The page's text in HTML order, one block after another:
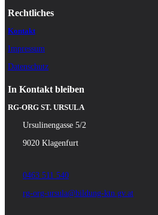
Rechtliches
Kontakt
Impressum
Datenschutz
In Kontakt bleiben
RG-ORG ST. URSULA
Ursulinengasse 5/2
9020 Klagenfurt
0463 511 540
rg-org-ursula@bildung-ktn.gv.at